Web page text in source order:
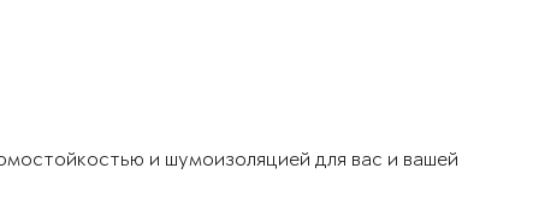
и шумоизоляцией для вас и вашей